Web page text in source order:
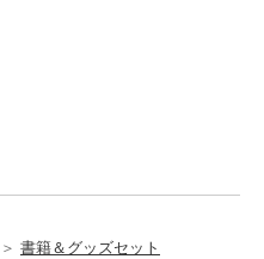
＞ 書籍＆グッズセット